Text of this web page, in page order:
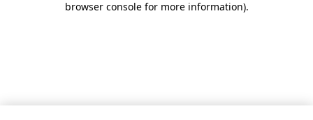
browser console for more information).